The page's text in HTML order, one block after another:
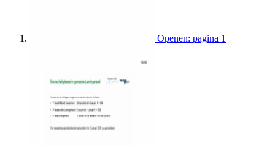
Openen: pagina 1